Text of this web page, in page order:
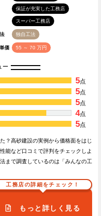
保証が充実した工務店
スーパー工務店
独自工法
価 55 ～ 70 万円
ー
5点
5点
5点
4点
5点
？高砂建設の実例から価格面をはじ
能など口コミで評判をチェックしよ
まで調査しているのは「みんなの工
工務店の詳細をチェック！
もっと詳しく見る